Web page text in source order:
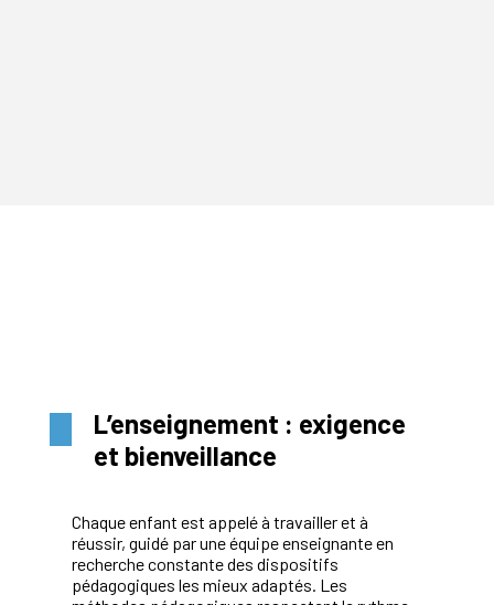
L’enseignement : exigence
et bienveillance
Chaque enfant est appelé à travailler et à
réussir, guidé par une équipe enseignante en
recherche constante des dispositifs
pédagogiques les mieux adaptés. Les